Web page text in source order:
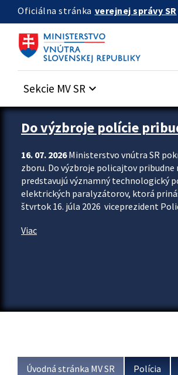
Preskocit na hlavný obsah
Oficiálna stránka verejnej správy SR
Sekcie MV SR keyboard_arrow_down
Zastavit automatický posun upútavok
Do výzbroje polície
16. 07. 2026Ministerstvo vnútra SR
zboru. Do výzbroje policajtov
predstavujú významný technologický
elektrických paralyzátorov, ktorá
štvrtok 16. júla 2026 viceprezident
Viac
Úvodná stránka MV SR Polícia